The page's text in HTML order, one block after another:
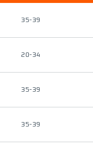
35-39
20-34
35-39
35-39